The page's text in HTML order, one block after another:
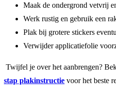
Maak de ondergrond vetvrij
Werk rustig en gebruik een
Plak bij grotere stickers
Verwijder applicatiefolie
Twijfel je over het aanbrengen?
stap plakinstructie voor het beste